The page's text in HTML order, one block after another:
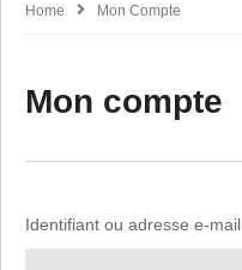
Home Mon Compte
Mon compte
Identifiant ou adresse e-mail